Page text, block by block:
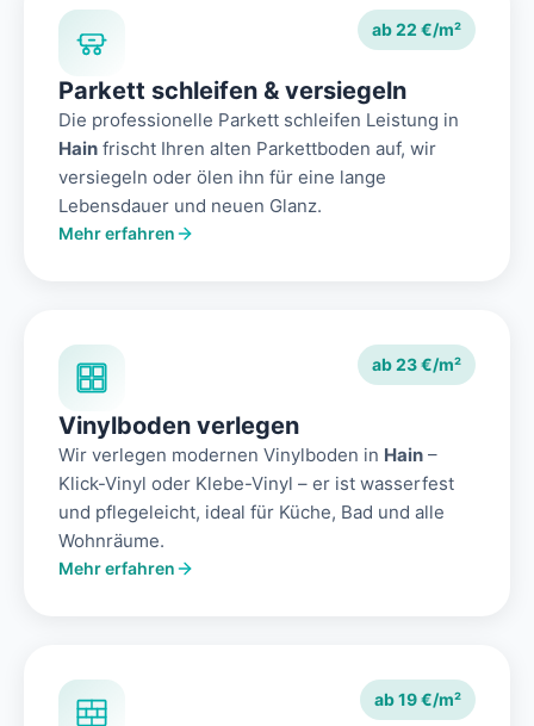
ab 22 €/m²
Parkett schleifen & versiegeln
Die professionelle Parkett schleifen Leistung in
Hain frischt Ihren alten Parkettboden auf, wir
versiegeln oder ölen ihn für eine lange
Lebensdauer und neuen Glanz.
Mehr erfahren
ab 23 €/m²
Vinylboden verlegen
Wir verlegen modernen Vinylboden in Hain –
Klick-Vinyl oder Klebe-Vinyl – er ist wasserfest
und pflegeleicht, ideal für Küche, Bad und alle
Wohnräume.
Mehr erfahren
ab 19 €/m²